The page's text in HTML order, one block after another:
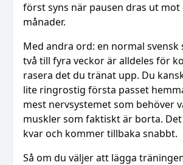
först syns när pausen dras ut
månader.
Med andra ord: en normal svensk
två till fyra veckor är alldeles för
rasera det du tränat upp. Du
lite ringrostig första passet
mest nervsystemet som behöver
muskler som faktiskt är borta.
kvar och kommer tillbaka snabbt.
Så om du väljer att lägga